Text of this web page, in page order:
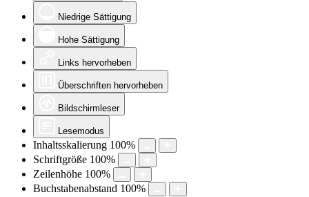
Niedrige Sättigung
Hohe Sättigung
Links hervorheben
Überschriften hervorheben
Bildschirmleser
Lesemodus
Inhaltsskalierung 100%
Schriftgröße 100%
Zeilenhöhe 100%
Buchstabenabstand 100%